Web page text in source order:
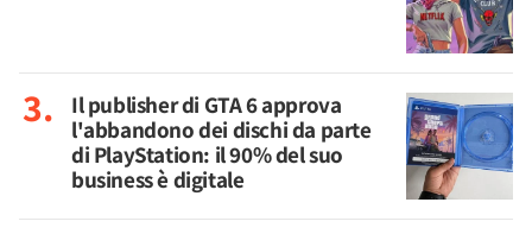
Il publisher di GTA 6 approva
l'abbandono dei dischi da parte
di PlayStation: il 90% del suo
business è digitale